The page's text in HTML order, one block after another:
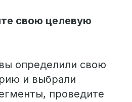
свою целевую
определили свою
и выбрали
проведите